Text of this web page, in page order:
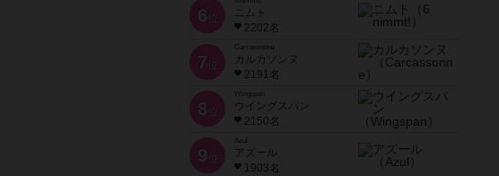
6 位
ニムト
2202名
7 位
Carcassonne
カルカソンヌ
2191名
8 位
Wingspan
ウイングスパン
2150名
9 位
Azul
アズール
1903名